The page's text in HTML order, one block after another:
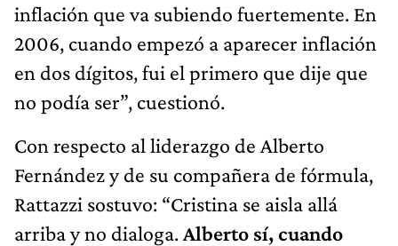
inflación que va subiendo fuertemente. En
2006, cuando empezó a aparecer inflación
en dos dígitos, fui el primero que dije que
no podía ser”, cuestionó.
Con respecto al liderazgo de Alberto
Fernández y de su compañera de fórmula,
Rattazzi sostuvo: “Cristina se aisla allá
arriba y no dialoga.Alberto sí, cuando